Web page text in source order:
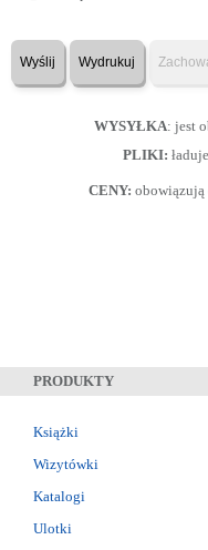
Wyślij Wydrukuj
WYSYŁKA: jest
PLIKI:
CENY: obowiązują
PRODUKTY
Książki
Wizytówki
Katalogi
Ulotki